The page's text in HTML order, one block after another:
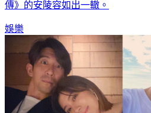
傳》的安陵容如出一轍。
娛樂